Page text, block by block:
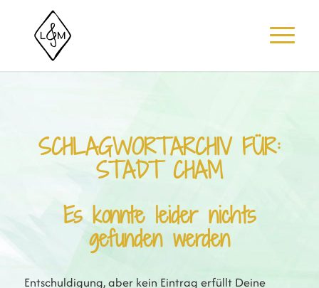
SCHLAGWORTARCHIV FÜR:
STADT CHAM
Es konnte leider nichts
gefunden werden
Entschuldigung, aber kein Eintrag erfüllt Deine